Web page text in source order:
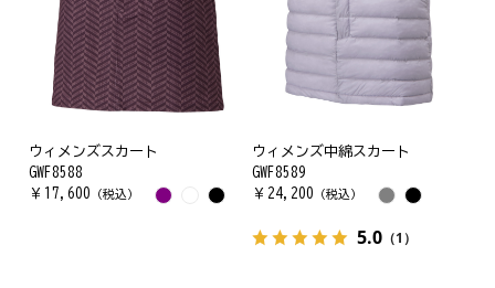
ウィメンズスカート
GWF8588
￥ 17,600 （税込）
ウィメンズ中綿スカート
GWF8589
￥ 24,200 （税込）
5.0（1）